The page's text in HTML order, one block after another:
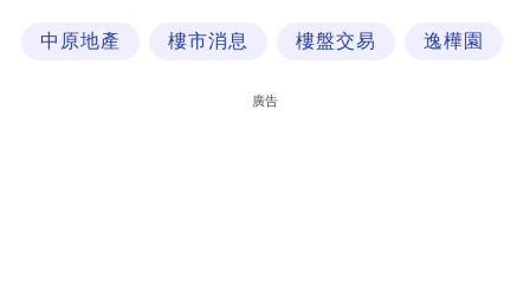
中原地產 樓市消息 樓盤交易 逸樺園
廣告